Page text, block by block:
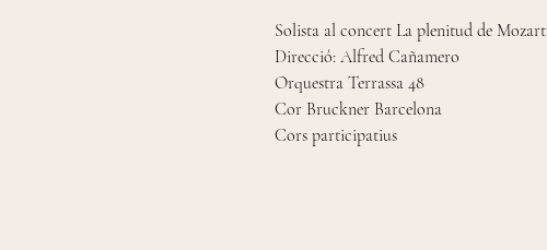
Solista al concert La plenitud de Mozart
Direcció: Alfred Cañamero
Orquestra Terrassa 48
Cor Bruckner Barcelona
Cors participatius